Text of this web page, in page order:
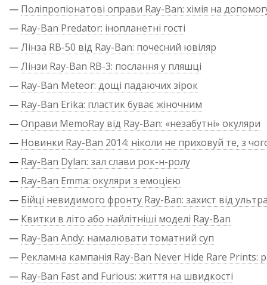
— Поліпропіонатові оправи Ray-Ban: хімія на
— Ray-Ban Predator: інопланетні гості
—Лінза RB-50 від Ray-Ban: почесний ювіляр
—Лінзи Ray-Ban RB-3: послання у пляшці
— Ray-Ban Meteor: дощі падаючих зірок
— Ray-Ban Erika: пластик буває жіночним
—Оправи MemoRay від Ray-Ban: «незабутні» окуляри
— Новинки Ray-Ban 2014: ніколи не приховуй те, з
— Ray-Ban Dylan: зал слави рок-н-ролу
— Ray-Ban Emma: окуляри з емоцією
— Бійці невидимого фронту Ray-Ban: захист від
— Квитки в літо або найлітніші моделі Ray-Ban
— Ray-Ban Andy: намалювати томатний суп
— Рекламна кампанія Ray-Ban Never Hide Rare Prints:
— Ray-Ban Fast and Furious: життя на швидкості